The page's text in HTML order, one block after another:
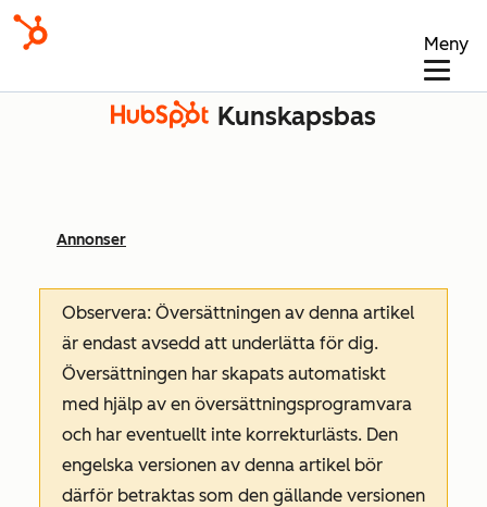
Meny
Kunskapsbas
Annonser
Observera: Översättningen av denna artikel
är endast avsedd att underlätta för dig.
Översättningen har skapats automatiskt
med hjälp av en översättningsprogramvara
och har eventuellt inte korrekturlästs. Den
engelska versionen av denna artikel bör
därför betraktas som den gällande versionen